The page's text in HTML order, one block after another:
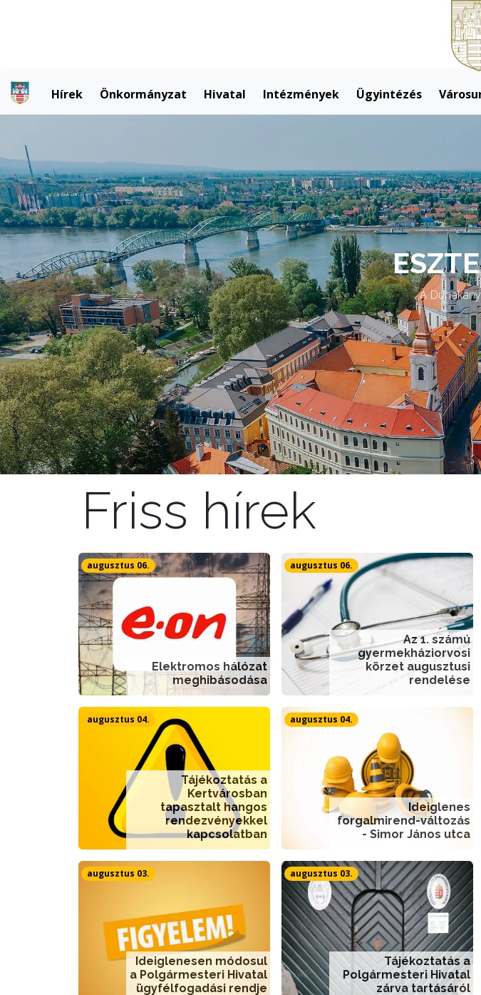
Hírek Önkormányzat Hivatal Intézmények Ügyintézés
Friss hírek
Elektromos hálózat
meghibásodása
augusztus 06.
Az 1. számú
gyermekháziorvosi
körzet augusztusi
rendelése
augusztus 06.
Tájékoztatás a
Kertvárosban
tapasztalt hangos
rendezvényekkel
kapcsolatban
augusztus 04.
Ideiglenes
forgalmirend-változás
- Simor János utca
augusztus 04.
Ideiglenesen módosul
a Polgármesteri Hivatal
ügyfélfogadási rendje
augusztus 03.
Tájékoztatás a
Polgármesteri Hivatal
zárva tartásáról
augusztus 03.